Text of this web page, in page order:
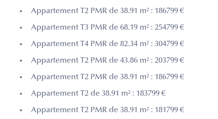
Appartement T2 PMR de 38.91 m² : 186799 €
Appartement T3 PMR de 68.19 m² : 254799 €
Appartement T4 PMR de 82.34 m² : 304799 €
Appartement T2 PMR de 43.86 m² : 203799 €
Appartement T2 PMR de 38.91 m² : 186799 €
Appartement T2 de 38.91 m² : 183799 €
Appartement T2 PMR de 38.91 m² : 181799 €